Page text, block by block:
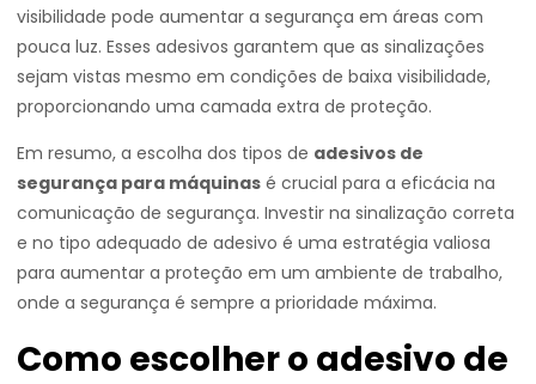
visibilidade pode aumentar a segurança em áreas com
pouca luz. Esses adesivos garantem que as sinalizações
sejam vistas mesmo em condições de baixa visibilidade,
proporcionando uma camada extra de proteção.
Em resumo, a escolha dos tipos de adesivos de
segurança para máquinas é crucial para a eficácia na
comunicação de segurança. Investir na sinalização correta
e no tipo adequado de adesivo é uma estratégia valiosa
para aumentar a proteção em um ambiente de trabalho,
onde a segurança é sempre a prioridade máxima.
Como escolher o adesivo de